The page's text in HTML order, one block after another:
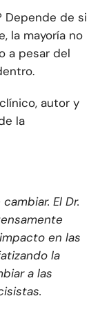
Depende de si
la mayoría no
a pesar del
autor y
la
El Dr.
en las
la
a las